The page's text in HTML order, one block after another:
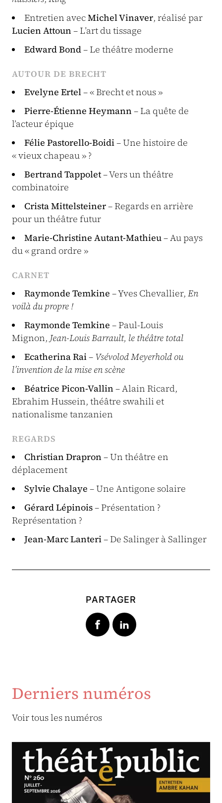
Entretien avecMichel Vinaver, réalisé par
Lucien Attoun – L’art du tissage
Edward Bond– Le théâtre moderne
AUTOUR DE BRECHT
Evelyne Ertel– « Brecht et nous »
Pierre-Étienne Heymann – La quête de
l’acteur épique
Félie Pastorello-Boidi– Une histoire de
« vieux chapeau » ?
Bertrand Tappolet– Vers un théâtre
combinatoire
Crista Mittelsteiner– Regards en arrière
pour un théâtre futur
Marie-Christine Autant-Mathieu– Au pays
du « grand ordre »
CARNET
Raymonde Temkine – Yves Chevallier, En
voilà du propre !
Raymonde Temkine – Paul-Louis
Mignon, Jean-Louis Barrault, le théâtre total
Ecatherina Rai– Vsévolod Meyerhold ou
l’invention de la mise en scène
Béatrice Picon-Vallin – Alain Ricard,
Ebrahim Hussein, théâtre swahili et
nationalisme tanzanien
REGARDS
Christian Drapron – Un théâtre en
déplacement
Sylvie Chalaye – Une Antigone solaire
Gérard Lépinois– Présentation ?
Représentation ?
Jean-Marc Lanteri– De Salinger à Sallinger
PARTAGER
Derniers numéros
Voir tous les numéros